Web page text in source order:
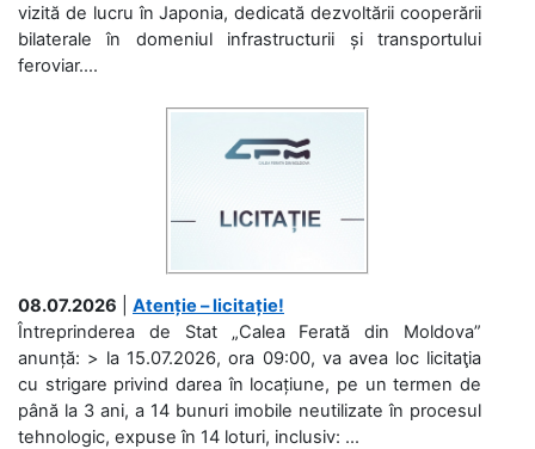
vizită de lucru în Japonia, dedicată dezvoltării cooperării
bilaterale în domeniul infrastructurii și transportului
feroviar....
08.07.2026
Atenție – licitație!
Întreprinderea de Stat „Calea Ferată din Moldova”
anunță: > la 15.07.2026, ora 09:00, va avea loc licitaţia
cu strigare privind darea în locațiune, pe un termen de
până la 3 ani, a 14 bunuri imobile neutilizate în procesul
tehnologic, expuse în 14 loturi, inclusiv: ...